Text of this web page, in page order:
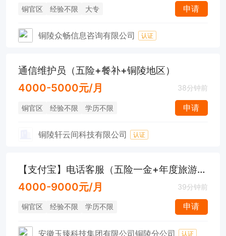
铜官区 经验不限 大专 申请
铜陵众畅信息咨询有限公司 认证
通信维护员（五险+餐补+铜陵地区）
4000-5000元/月 38分钟前
铜官区 经验不限 学历不限 申请
铜陵轩云间科技有限公司 认证
【支付宝】电话客服（五险一金+年度旅游+早九晚六）
4000-9000元/月 39分钟前
铜官区 经验不限 学历不限 申请
安徽玉臻科技集团有限公司铜陵分公司 认证